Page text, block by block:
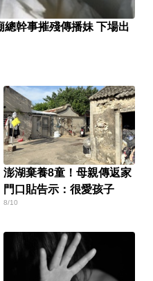
幹事摧殘傳播妹 下場出
澎湖棄養8童！母親傳返家
門口貼告示：很愛孩子
8/10